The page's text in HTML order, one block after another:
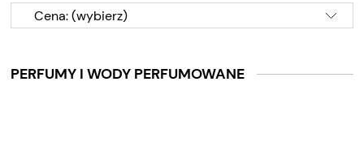
Cena: (wybierz)
PERFUMY I WODY PERFUMOWANE